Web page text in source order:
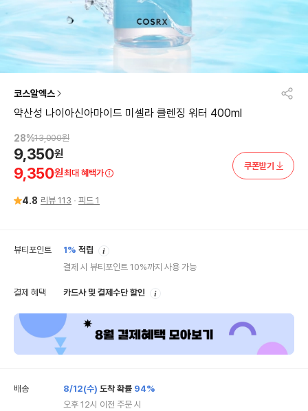
코스알엑스
약산성 나이아신아마이드 미셀라 클렌징 워터 400ml
28%13,000원
9,350원
9,350원최대 혜택가
쿠폰받기
4.8 리뷰 113 피드 1
뷰티포인트 1% 적립
결제 시 뷰티포인트 10%까지 사용 가능
결제 혜택 카드사 및 결제수단 할인
배송 8/12(수) 도착 확률 94%
오후 12시 이전 주문 시